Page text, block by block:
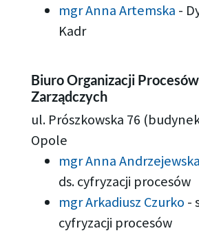
mgr Anna Artemska -
Kadr
Biuro Organizacji Procesów
Zarządczych
ul. Prószkowska 76
Opole
mgr Anna Andrzejewska
ds. cyfryzacji procesów
mgr Arkadiusz Czurko -
cyfryzacji procesów